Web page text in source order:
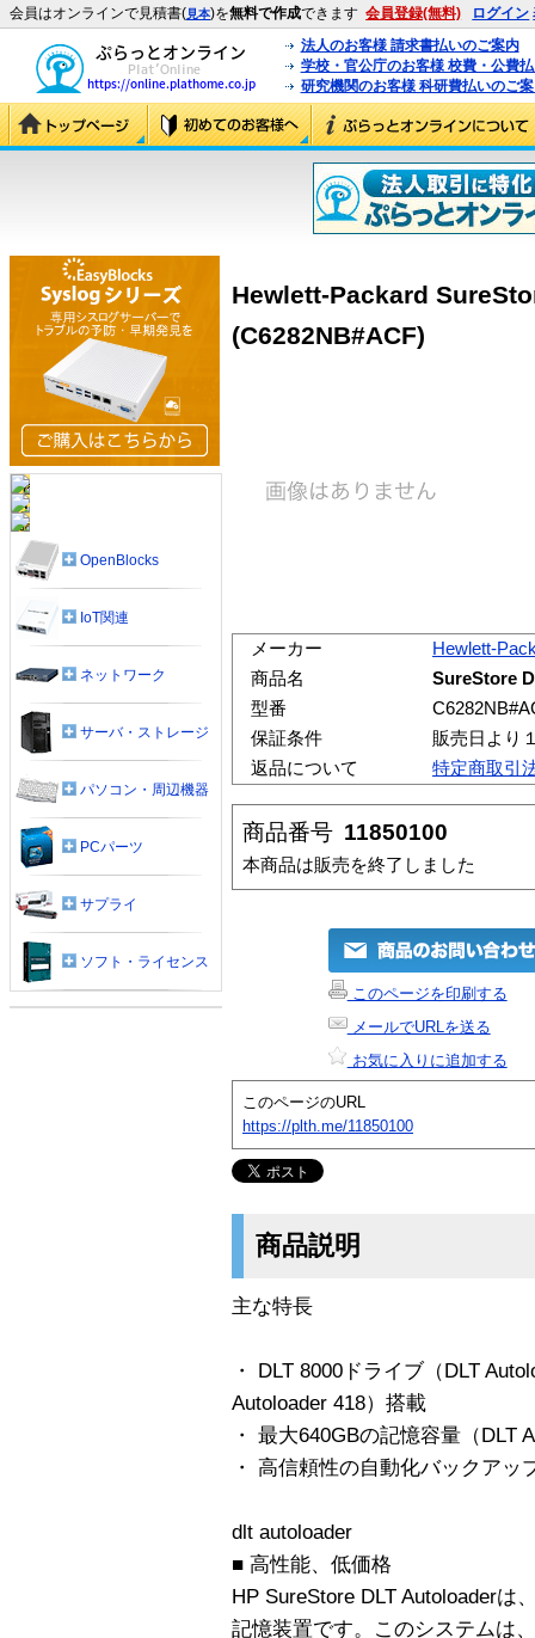
会員はオンラインで見積書(見本)を無料で作成できます 会員登録(無料) ログイン
法人のお客様 請求書払いのご案内
学校・官公庁のお客様 校費・公費
研究機関のお客様 科研費払いのご
Hewlett-Packard
(C6282NB#ACF)
メーカー
Hewlett-
商品名
SureStore
型番
保証条件
販売日より
返品について
特定商取引
商品番号 11850100
本商品は販売を終了しました
このページを印刷する
メールでURLを送る
お気に入りに追加する
このページのURL
https://plth.me/11850100
商品説明
主な特長
・ DLT 8000ドライブ（DLT
Autoloader 418）搭載
・ 最大640GBの記憶容量（DLT
・ 高信頼性の自動化バックアッ
dlt autoloader
■ 高性能、低価格
HP SureStore DLT Autoloaderは
記憶装置です。このシステムは
OpenBlocks
IoT関連
ネットワーク
サーバ・ストレージ
パソコン・周辺機器
PCパーツ
サプライ
ソフト・ライセンス